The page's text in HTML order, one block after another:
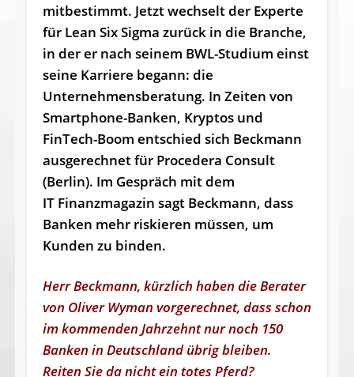
mitbestimmt. Jetzt wechselt der Experte
für Lean Six Sigma zurück in die Branche,
in der er nach seinem BWL-Studium einst
seine Karriere begann: die
Unternehmensberatung. In Zeiten von
Smartphone-Banken, Kryptos und
FinTech-Boom entschied sich Beckmann
ausgerechnet für Procedera Consult
(Berlin). Im Gespräch mit dem
IT Finanzmagazin sagt Beckmann, dass
Banken mehr riskieren müssen, um
Kunden zu binden.
Herr Beckmann, kürzlich haben die Berater
von Oliver Wyman vorgerechnet, dass schon
im kommenden Jahrzehnt nur noch 150
Banken in Deutschland übrig bleiben.
Reiten Sie da nicht ein totes Pferd?